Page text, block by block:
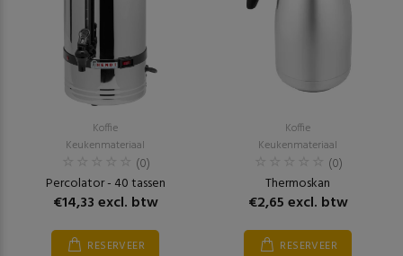
Koffie
Keukenmateriaal
(0)
Percolator - 40 tassen
€14,33 excl. btw
RESERVEER
Koffie
Keukenmateriaal
(0)
Thermoskan
€2,65 excl. btw
RESERVEER